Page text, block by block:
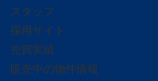
スタッフ
採用サイト
売買実績
販売中の物件情報